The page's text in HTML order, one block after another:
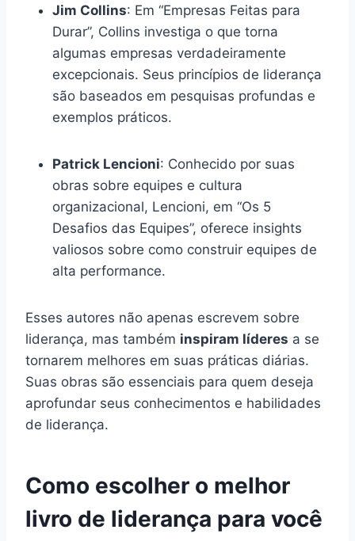
Jim Collins: Em “Empresas Feitas para
Durar”, Collins investiga o que torna
algumas empresas verdadeiramente
excepcionais. Seus princípios de liderança
são baseados em pesquisas profundas e
exemplos práticos.
Patrick Lencioni: Conhecido por suas
obras sobre equipes e cultura
organizacional, Lencioni, em “Os 5
Desafios das Equipes”, oferece insights
valiosos sobre como construir equipes de
alta performance.
Esses autores não apenas escrevem sobre
liderança, mas também inspiram líderes a se
tornarem melhores em suas práticas diárias.
Suas obras são essenciais para quem deseja
aprofundar seus conhecimentos e habilidades
de liderança.
Como escolher o melhor
livro de liderança para você